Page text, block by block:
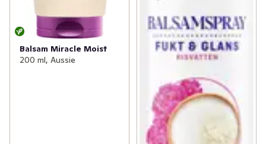
Balsam Miracle Moist
200 ml, Aussie